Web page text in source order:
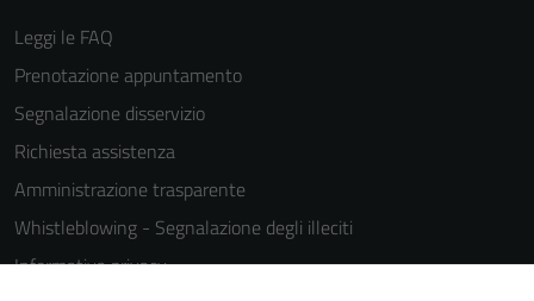
Leggi le FAQ
Prenotazione appuntamento
Segnalazione disservizio
Richiesta assistenza
Amministrazione trasparente
Whistleblowing - Segnalazione degli illeciti
Informativa privacy